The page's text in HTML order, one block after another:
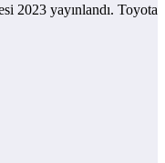
2023 yayınlandı. Toyota